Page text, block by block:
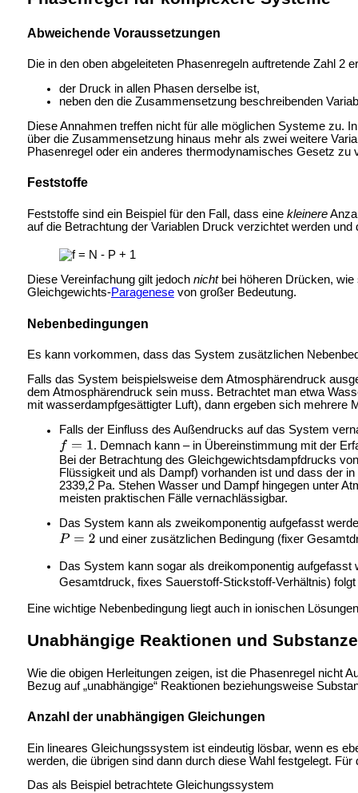
Abweichende Voraussetzungen
Die in den oben abgeleiteten Phasenregeln auftretende Zahl 2
der Druck in allen Phasen derselbe ist,
neben den die Zusammensetzung beschreibenden
Diese Annahmen treffen nicht für alle möglichen Systeme zu.
über die Zusammensetzung hinaus mehr als zwei weitere
Phasenregel oder ein anderes thermodynamisches Gesetz
Feststoffe
Feststoffe sind ein Beispiel für den Fall, dass eine kleinere
auf die Betrachtung der Variablen Druck verzichtet werden
Diese Vereinfachung gilt jedoch nichtbei höheren Drücken,
Gleichgewichts-Paragenesevon großer Bedeutung.
Nebenbedingungen
Es kann vorkommen, dass das System zusätzlichen
Falls das System beispielsweise dem Atmosphärendruck
dem Atmosphärendruck sein muss. Betrachtet man etwa
mit wasserdampfgesättigter Luft), dann ergeben sich mehrere
Falls der Einfluss des Außendrucks auf das System
. Demnach kann – in Übereinstimmung mit der
Bei der Betrachtung des Gleichgewichtsdampfdrucks
Flüssigkeit und als Dampf) vorhanden ist und dass der
2339,2 Pa. Stehen Wasser und Dampf hingegen unter
meisten praktischen Fälle vernachlässigbar.
Das System kann als zweikomponentig aufgefasst
und einer zusätzlichen Bedingung (fixer
Das System kann sogar als dreikomponentig
Gesamtdruck, fixes Sauerstoff-Stickstoff-Verhältnis)
Eine wichtige Nebenbedingung liegt auch in ionischen
Unabhängige Reaktionen und
Wie die obigen Herleitungen zeigen, ist die Phasenregel nicht
Bezug auf „unabhängige“ Reaktionen beziehungsweise
Anzahl der unabhängigen Gleichungen
Ein lineares Gleichungssystem ist eindeutig lösbar, wenn es
werden, die übrigen sind dann durch diese Wahl festgelegt.
Das als Beispiel betrachtete Gleichungssystem